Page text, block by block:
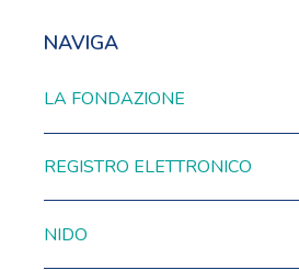
NAVIGA
LA FONDAZIONE
REGISTRO ELETTRONICO
NIDO